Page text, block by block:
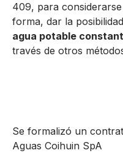
409, para
forma, dar la
agua potable
través de otros
Se formalizó un
Aguas Coihuin SpA